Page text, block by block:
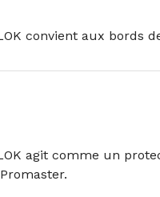
convient aux bords
agit comme un